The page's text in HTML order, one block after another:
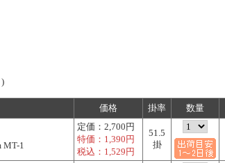
価格 掛率 数量
1
定価： 2,700円
特価： 1,390円
税込： 1,529円
51.5
掛